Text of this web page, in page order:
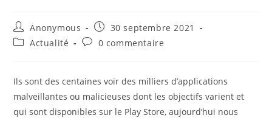
Auteur/autrice
de
la
Anonymous
Publication
publiée :
30 septembre 2021
PostActualité
Commentaires
publication :
0 commentaire
Ils sont des centaines voir des milliers d’applications
malveillantes ou malicieuses dont les objectifs varient et
qui sont disponibles sur le Play Store, aujourd’hui nous